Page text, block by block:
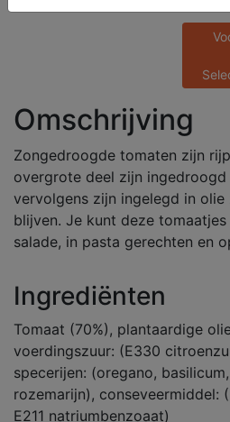
Omschrijving
Zongedroogde tomaten zijn
overgrote deel zijn
vervolgens zijn ingelegd in
blijven. Je kunt deze
salade, in pasta gerechten en
Ingrediënten
Tomaat (70%), plantaardige
voerdingszuur: (E330
specerijen: (oregano,
rozemarijn), conseveermiddel:
E211 natriumbenzoaat)